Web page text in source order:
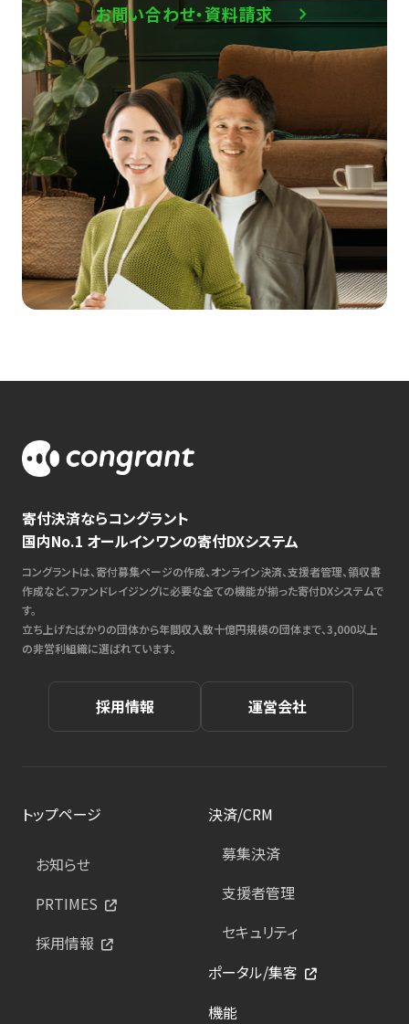
お問い合わせ・資料請求
寄付決済ならコングラント
国内No.1 オールインワンの寄付DXシステム
コングラントは、寄付募集ページの作成、オンライン決済、支援者管理、領収書
作成など、ファンドレイジングに必要な全ての機能が揃った寄付DXシステムで
す。
立ち上げたばかりの団体から年間収入数十億円規模の団体まで、3,000以上
の非営利組織に選ばれています。
採用情報 運営会社
トップページ
お知らせ
PRTIMES
採用情報
決済/CRM
募集決済
支援者管理
セキュリティ
ポータル/集客
機能